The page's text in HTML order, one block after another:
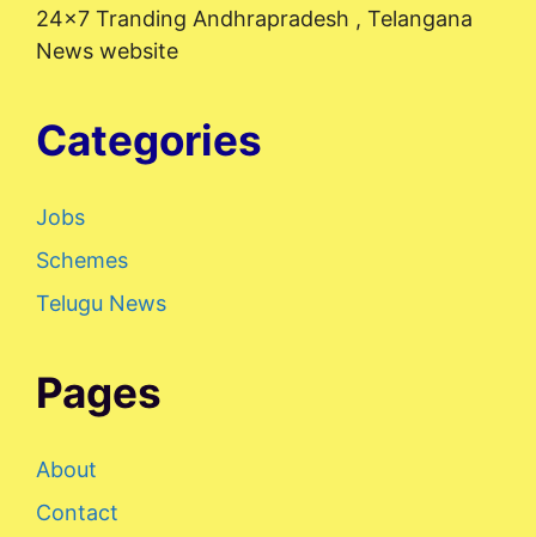
24x7 Tranding Andhrapradesh , Telangana
News website
Categories
Jobs
Schemes
Telugu News
Pages
About
Contact